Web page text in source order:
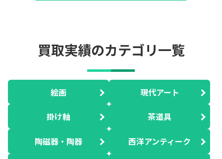
買取実績のカテゴリ一覧
絵画 現代アート
掛け軸 茶道具
陶磁器・陶器 西洋アンティーク